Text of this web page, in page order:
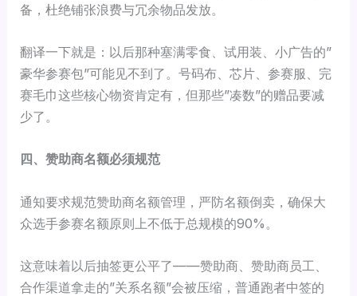
备，杜绝铺张浪费与冗余物品发放。
翻译一下就是：以后那种塞满零食、试用装、小广告的”
豪华参赛包”可能见不到了。号码布、芯片、参赛服、完
赛毛巾这些核心物资肯定有，但那些”凑数”的赠品要减
少了。
四、赞助商名额必须规范
通知要求规范赞助商名额管理，严防名额倒卖，确保大
众选手参赛名额原则上不低于总规模的90%。
这意味着以后抽签更公平了——赞助商、赞助商员工、
合作渠道拿走的”关系名额”会被压缩，普通跑者中签的